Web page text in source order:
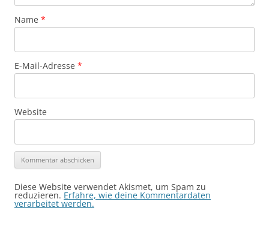
Name *
E-Mail-Adresse *
Website
Diese Website verwendet Akismet, um Spam zu
reduzieren. Erfahre, wie deine Kommentardaten
verarbeitet werden.